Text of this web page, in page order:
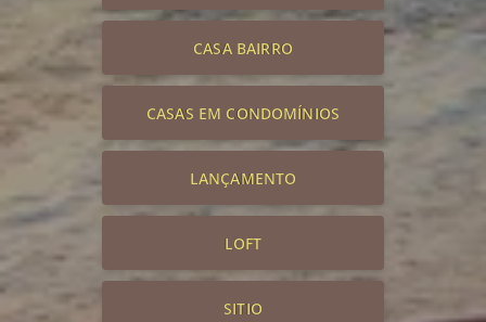
CASA BAIRRO
CASAS EM CONDOMÍNIOS
LANÇAMENTO
LOFT
SITIO